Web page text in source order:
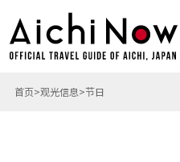
首页 观光信息 节日